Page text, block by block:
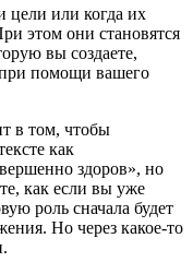
цели или когда их
этом они становятся
вы создаете,
помощи вашего
в том, чтобы
как
здоров», но
как если вы уже
роль сначала будет
Но через какое-то